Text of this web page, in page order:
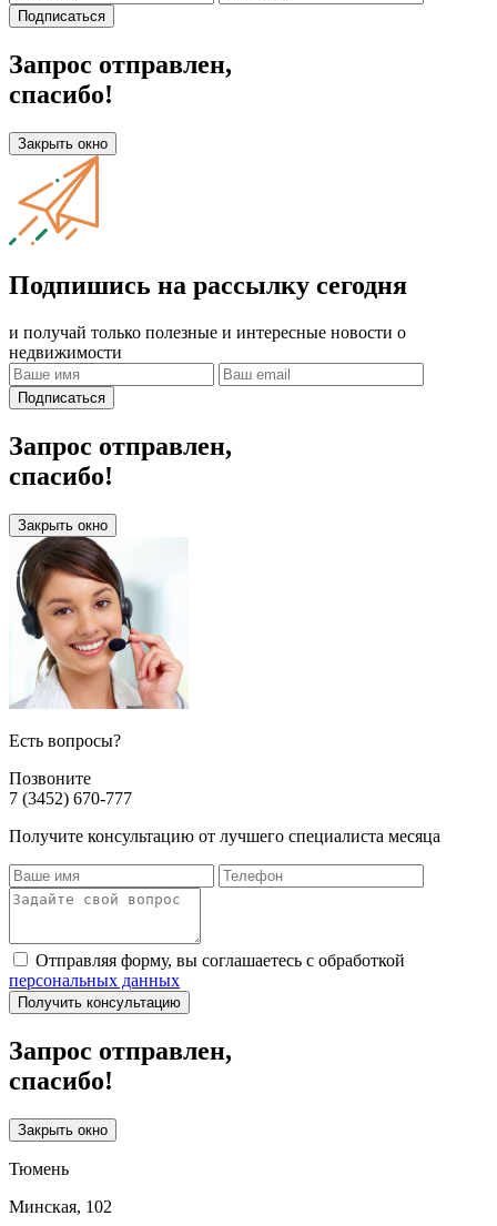
Подписаться
Запрос отправлен,
спасибо!
Закрыть окно
Подпишись на рассылку сегодня
и получай только полезные и интересные новости о
недвижимости
Подписаться
Запрос отправлен,
спасибо!
Закрыть окно
Есть вопросы?
Позвоните
7 (3452) 670-777
Получите консультацию от лучшего специалиста месяца
Отправляя форму, вы соглашаетесь с обработкой
персональных данных
Получить консультацию
Запрос отправлен,
спасибо!
Закрыть окно
Тюмень
Минская, 102